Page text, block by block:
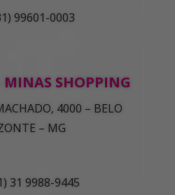
99601-0003
MINAS SHOPPING
4000 – BELO
– MG
31 9988-9445